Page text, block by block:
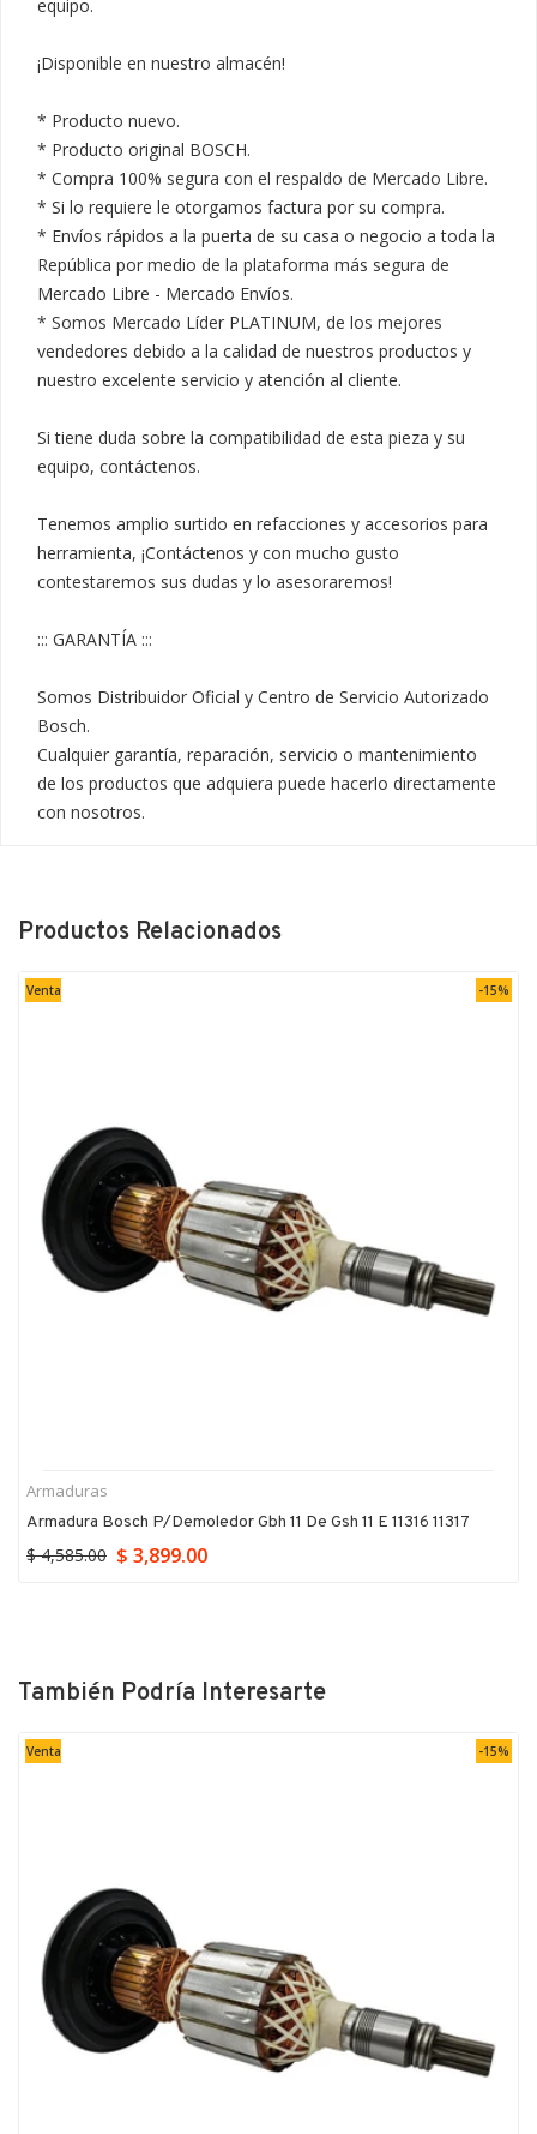
equipo.
¡Disponible en nuestro almacén!
* Producto nuevo.
* Producto original BOSCH.
* Compra 100% segura con el respaldo de Mercado Libre.
* Si lo requiere le otorgamos factura por su compra.
* Envíos rápidos a la puerta de su casa o negocio a toda la
República por medio de la plataforma más segura de
Mercado Libre - Mercado Envíos.
* Somos Mercado Líder PLATINUM, de los mejores
vendedores debido a la calidad de nuestros productos y
nuestro excelente servicio y atención al cliente.
Si tiene duda sobre la compatibilidad de esta pieza y su
equipo, contáctenos.
Tenemos amplio surtido en refacciones y accesorios para
herramienta, ¡Contáctenos y con mucho gusto
contestaremos sus dudas y lo asesoraremos!
::: GARANTÍA :::
Somos Distribuidor Oficial y Centro de Servicio Autorizado
Bosch.
Cualquier garantía, reparación, servicio o mantenimiento
de los productos que adquiera puede hacerlo directamente
con nosotros.
Productos Relacionados
Venta -15%
Armaduras
Armadura Bosch P/demoledor Gbh 11 De Gsh 11 E 11316 11317
$ 4,585.00 $ 3,899.00
También Podría Interesarte
Venta -15%